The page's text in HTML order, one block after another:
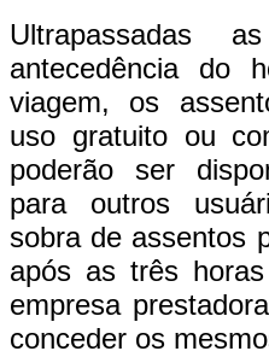
Ultrapassadas
antecedência do
viagem, os
uso gratuito ou
poderão ser
para outros
sobra de assentos
após as três
empresa
conceder os